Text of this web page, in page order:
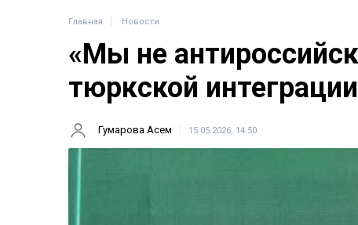
Главная Новости
«Мы не
тюркской интеграции
Гумарова Асем 15.05.2026, 14:50